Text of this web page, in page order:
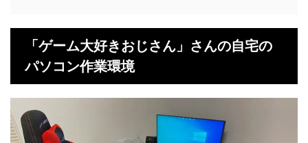
「ゲーム大好きおじさん」さんの自宅の
パソコン作業環境